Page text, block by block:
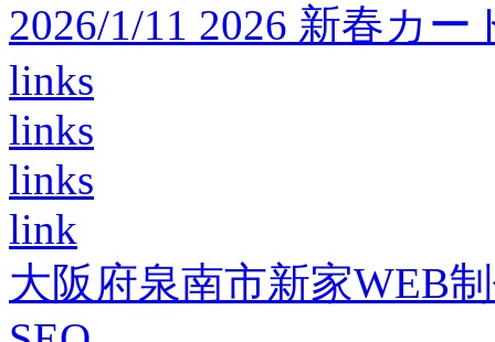
2026/1/11 2026 新春カ
links
links
links
link
大阪府泉南市新家WEB